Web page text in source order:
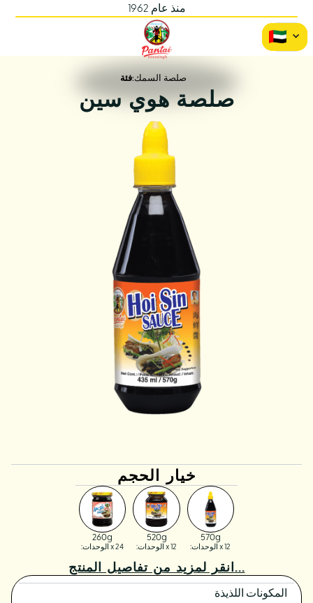
منذ عام 1962
فئة:صلصة السمك
صلصة هوي سين
خيار الحجم
260g
x 24 الوحدات:
520g
x 12 الوحدات:
570g
x 12 الوحدات:
انقر لمزيد من تفاصيل المنتج...
المكونات اللذيذة